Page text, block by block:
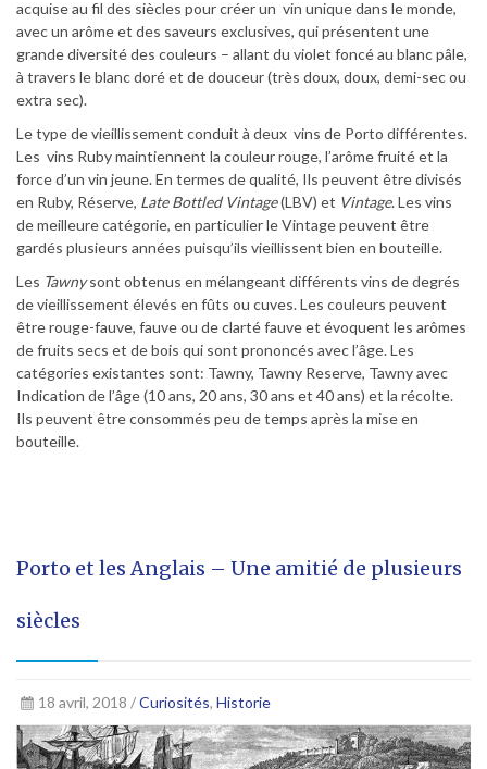
acquise au fil des siècles pour créer un vin unique dans le monde,
avec un arôme et des saveurs exclusives, qui présentent une
grande diversité des couleurs – allant du violet foncé au blanc pâle,
à travers le blanc doré et de douceur (très doux, doux, demi-sec ou
extra sec).
Le type de vieillissement conduit à deux vins de Porto différentes.
Les vins Ruby maintiennent la couleur rouge, l’arôme fruité et la
force d’un vin jeune. En termes de qualité, Ils peuvent être divisés
en Ruby, Réserve, Late Bottled Vintage(LBV) et Vintage. Les vins
de meilleure catégorie, en particulier le Vintage peuvent être
gardés plusieurs années puisqu’ils vieillissent bien en bouteille.
Les Tawnysont obtenus en mélangeant différents vins de degrés
de vieillissement élevés en fûts ou cuves. Les couleurs peuvent
être rouge-fauve, fauve ou de clarté fauve et évoquent les arômes
de fruits secs et de bois qui sont prononcés avec l’âge. Les
catégories existantes sont: Tawny, Tawny Reserve, Tawny avec
Indication de l’âge (10 ans, 20 ans, 30 ans et 40 ans) et la récolte.
Ils peuvent être consommés peu de temps après la mise en
bouteille.
Porto et les Anglais – Une amitié de plusieurs
siècles
18 avril, 2018 /Curiosités, Historie